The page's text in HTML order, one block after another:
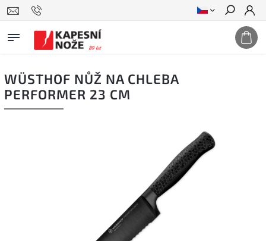
Hledat
WÜSTHOF NŮŽ NA CHLEBA
PERFORMER 23 CM